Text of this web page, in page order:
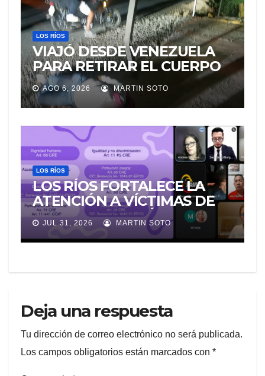
LOS RÍOS
VIAJÓ DESDE VENEZUELA
PARA RETIRAR EL CUERPO
DE SU MARIDO QUE
PERMANECIÓ SEIS DÍAS EN
LA MORGUE
AGO 6, 2026 MARTIN SOTO
LOS RÍOS
LOS RÍOS FORTALECE LA
ATENCIÓN A VÍCTIMAS DE
VIOLENCIA DE GÉNERO
PARA EVITAR LA
REVICTIMIZACIÓN
JUL 31, 2026 MARTIN SOTO
Deja una respuesta
Tu dirección de correo electrónico no será publicada.
Los campos obligatorios están marcados con *